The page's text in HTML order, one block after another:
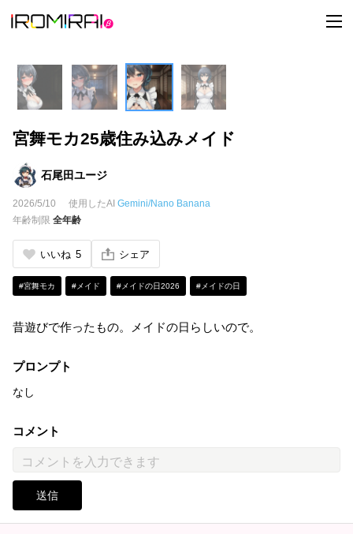
t
o
宮舞モカ25歳住み込みメイド
石尾田ユージ
2026/5/10 使用したAI Gemini/Nano Banana
年齢制限 全年齢
いいね 5 シェア
#宮舞モカ #メイド #メイドの日2026 #メイドの日
昔遊びで作ったもの。メイドの日らしいので。
プロンプト
なし
コメント
送信